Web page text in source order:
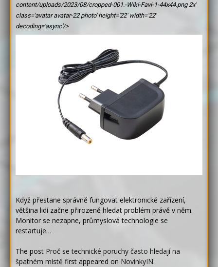
content/uploads/2023/08/cropped-001.-Wiki-Favi-1-44x44.png 2x'
class='avatar avatar-22 photo' height='22' width='22'
decoding='async'/>
Když přestane správně fungovat elektronické zařízení,
většina lidí začne přirozeně hledat problém právě v něm.
Monitor se nezapne, průmyslová technologie se
restartuje…
The post Proč se technické poruchy často hledají na
špatném místě first appeared on NovinkyIN.